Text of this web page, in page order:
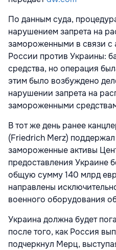
По данным суда,
нарушением запрета на
замороженными в связи с
России против Украины:
средства, но операция
этим было возбуждено
нарушении запрета на
замороженными
В тот же день ранее
(Friedrich Merz)
замороженные активы
предоставления Украине
общую сумму 140 млрд
направлены
военного оборудования
Украина должна будет
после того, как Россия
подчеркнул Мерц,